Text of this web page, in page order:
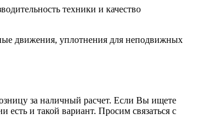
техники и качество
движения, уплотнения для неподвижных
за наличный расчет. Если Вы ищете
и такой вариант. Просим связаться с